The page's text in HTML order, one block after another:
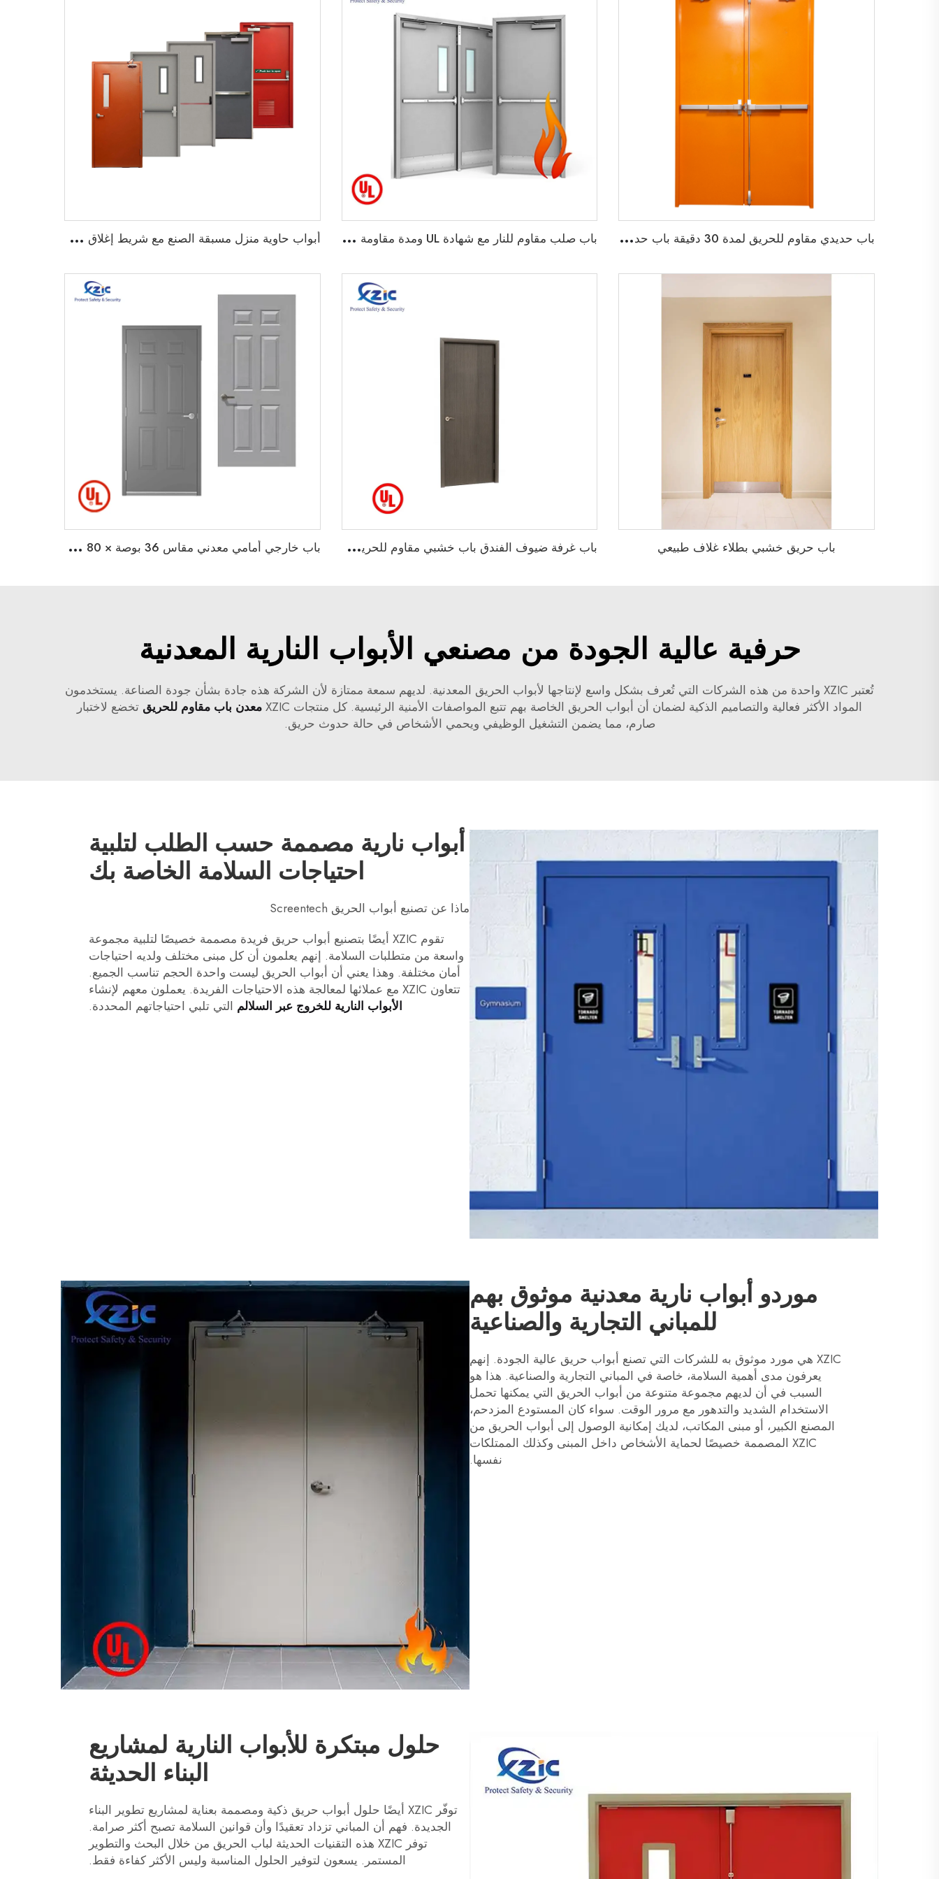
ب
اب حديدي مقاوم للحريق لمدة 30 دقيقة باب حديدي مضاد للحريق مخرج طوارئ باب معدني للطوارئ ب
اب صلب مقاوم للنار مع شهادة UL ومدة مقاومة النيران من ساعة إلى ثلاث ساعات مع زجاج رؤية، أبواب مخرج الطوارئ أ
بواب حاوية منزل مسبقة الصنع مع شريط إغلاق محكم ضد الطقس والهواء مدرجة ضمن قائمة UL لأبواب الحريق المعدنية الهوائية
باب حريق خشبي بطلاء غلاف طبيعي ب
اب غرفة ضيوف الفندق باب خشبي مقاوم للحريق معتمد من UL لمدة 90 دقيقة باب داخلي مقاوم للحريق ب
اب خارجي أمامي معدني مقاس 36 بوصة × 80 بوصة، لوحين مغطى بالطلاء الأساسي، باب خارجي مقاوم للحريق مع شهادة UL
حرفية عالية الجودة من مصنعي الأبواب النارية المعدنية
تُعتبر XZIC واحدة من هذه الشركات التي تُعرف بشكل واسع لإنتاجها لأبواب الحريق المعدنية. لديهم سمعة ممتازة لأن الشركة هذه جادة بشأن جودة الصناعة. يستخدمون
المواد الأكثر فعالية والتصاميم الذكية لضمان أن أبواب الحريق الخاصة بهم تتبع المواصفات الأمنية الرئيسية. كل منتجات XZIC
معدن باب مقاوم للحريق تخضع لاختبار
صارم، مما يضمن التشغيل الوظيفي ويحمي الأشخاص في حالة حدوث حريق.
أبواب نارية مصممة حسب الطلب لتلبية
احتياجات السلامة الخاصة بك
ماذا عن تصنيع أبواب الحريق Screentech
تقوم XZIC أيضًا بتصنيع أبواب حريق فريدة مصممة خصيصًا لتلبية مجموعة
واسعة من متطلبات السلامة. إنهم يعلمون أن كل مبنى مختلف ولديه احتياجات
أمان مختلفة. وهذا يعني أن أبواب الحريق ليست واحدة الحجم تناسب الجميع.
تتعاون XZIC مع عملائها لمعالجة هذه الاحتياجات الفريدة. يعملون معهم لإنشاء
الأبواب النارية للخروج عبر السلالم التي تلبي احتياجاتهم المحددة.
موردو أبواب نارية معدنية موثوق بهم
للمباني التجارية والصناعية
XZIC هي مورد موثوق به للشركات التي تصنع أبواب حريق عالية الجودة. إنهم
يعرفون مدى أهمية السلامة، خاصة في المباني التجارية والصناعية. هذا هو
السبب في أن لديهم مجموعة متنوعة من أبواب الحريق التي يمكنها تحمل
الاستخدام الشديد والتدهور مع مرور الوقت. سواء كان المستودع المزدحم،
المصنع الكبير، أو مبنى المكاتب، لديك إمكانية الوصول إلى أبواب الحريق من
XZIC المصممة خصيصًا لحماية الأشخاص داخل المبنى وكذلك الممتلكات
نفسها.
حلول مبتكرة للأبواب النارية لمشاريع
البناء الحديثة
توفّر XZIC أيضًا حلول أبواب حريق ذكية ومصممة بعناية لمشاريع تطوير البناء
الجديدة. فهم أن المباني تزداد تعقيدًا وأن قوانين السلامة تصبح أكثر صرامة.
توفر XZIC هذه التقنيات الحديثة لباب الحريق من خلال البحث والتطوير
المستمر. يسعون لتوفير الحلول المناسبة وليس الأكثر كفاءة فقط.